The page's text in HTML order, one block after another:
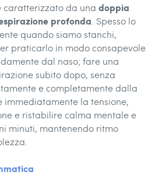
caratterizzato da una doppia
profonda. Spesso lo
quando siamo stanchi,
praticarlo in modo consapevole
dal naso; fare una
subito dopo, senza
e completamente dalla
immediatamente la tensione,
e ristabilire calma mentale e
minuti, mantenendo ritmo